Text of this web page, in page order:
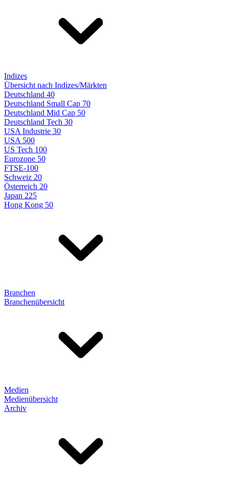
Indizes
Übersicht nach Indizes/Märkten
Deutschland 40
Deutschland Small Cap 70
Deutschland Mid Cap 50
Deutschland Tech 30
USA Industrie 30
USA 500
US Tech 100
Eurozone 50
FTSE-100
Schweiz 20
Österreich 20
Japan 225
Hong Kong 50
Branchen
Branchenübersicht
Medien
Medienübersicht
Archiv